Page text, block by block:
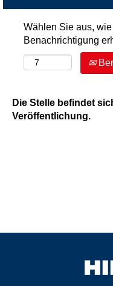
Wählen Sie aus,
Benachrichtigung
Die Stelle befindet
Veröffentlichung.